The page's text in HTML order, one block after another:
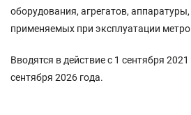
оборудования, агрегатов,
применяемых при эксплуатации
Вводятся в действие с 1 сентября
сентября 2026 года.